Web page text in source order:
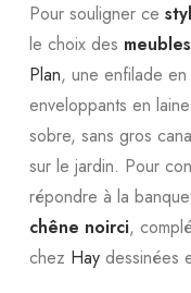
Pour souligner ce
le choix des
Plan, une enfilade
enveloppants en
sobre, sans gros
sur le jardin. Pour
répondre à la
chêne noirci,
chez Hay dessinées